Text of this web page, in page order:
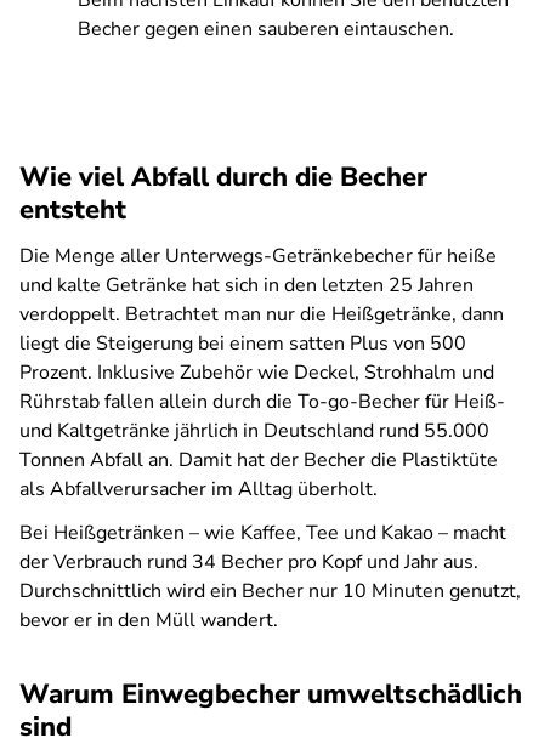
Becher gegen einen sauberen eintauschen.
Wie viel Abfall durch die Becher
entsteht
Die Menge aller Unterwegs-Getränkebecher für heiße
und kalte Getränke hat sich in den letzten 25 Jahren
verdoppelt. Betrachtet man nur die Heißgetränke, dann
liegt die Steigerung bei einem satten Plus von 500
Prozent. Inklusive Zubehör wie Deckel, Strohhalm und
Rührstab fallen allein durch die To-go-Becher für Heiß-
und Kaltgetränke jährlich in Deutschland rund 55.000
Tonnen Abfall an. Damit hat der Becher die Plastiktüte
als Abfallverursacher im Alltag überholt.
Bei Heißgetränken – wie Kaffee, Tee und Kakao – macht
der Verbrauch rund 34 Becher pro Kopf und Jahr aus.
Durchschnittlich wird ein Becher nur 10 Minuten genutzt,
bevor er in den Müll wandert.
Warum Einwegbecher umweltschädlich
sind